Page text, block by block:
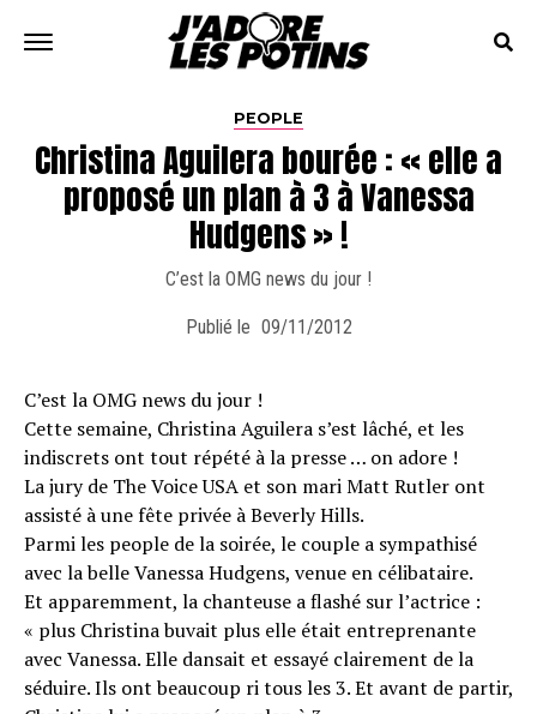
PEOPLE
Christina Aguilera bourée : « elle a
proposé un plan à 3 à Vanessa
Hudgens » !
C’est la OMG news du jour !
Publié le 09/11/2012
C’est la OMG news du jour !
Cette semaine, Christina Aguilera s’est lâché, et les
indiscrets ont tout répété à la presse … on adore !
La jury de The Voice USA et son mari Matt Rutler ont
assisté à une fête privée à Beverly Hills.
Parmi les people de la soirée, le couple a sympathisé
avec la belle Vanessa Hudgens, venue en célibataire.
Et apparemment, la chanteuse a flashé sur l’actrice :
« plus Christina buvait plus elle était entreprenante
avec Vanessa. Elle dansait et essayé clairement de la
séduire. Ils ont beaucoup ri tous les 3. Et avant de partir,